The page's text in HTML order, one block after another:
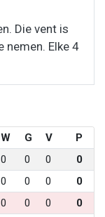
Die vent is
nemen. Elke 4
W G V
P
0 0 0
0
0 0 0
0
0 0 0
0